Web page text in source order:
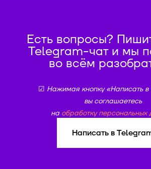
Есть вопросы?
Telegram-чат и мы
во всём
☑ Нажимая кнопку «Написать в
вы соглашаетесь
на обработку персональных
Написать в